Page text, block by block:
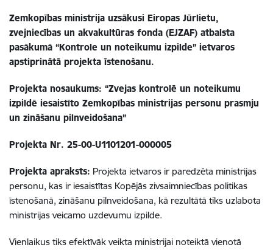
Zemkopības ministrija uzsākusi Eiropas Jūrlietu,
zvejniecības un akvakultūras fonda (EJZAF) atbalsta
pasākumā “Kontrole un noteikumu izpilde” ietvaros
apstiprinātā projekta īstenošanu.
Projekta nosaukums: “Zvejas kontrolē un noteikumu
izpildē iesaistīto Zemkopības ministrijas personu prasmju
un zināšanu pilnveidošana”
Projekta Nr. 25-00-U1101201-000005
Projekta apraksts: Projekta ietvaros ir paredzēta ministrijas
personu, kas ir iesaistītas Kopējās zivsaimniecības politikas
īstenošanā, zināšanu pilnveidošana, kā rezultātā tiks uzlabota
ministrijas veicamo uzdevumu izpilde.
Vienlaikus tiks efektīvāk veikta ministrijai noteiktā vienotā